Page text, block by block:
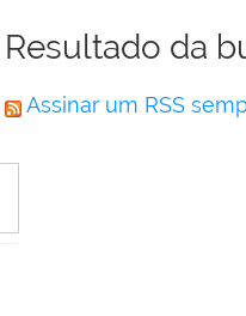
Resultado da
Assinar um RSS